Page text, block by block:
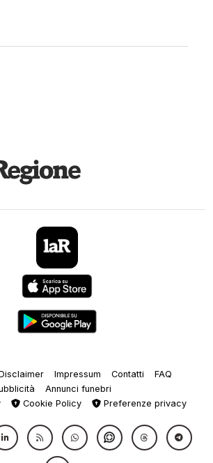
Impressum Contatti
FAQ
Annunci funebri
Cookie Policy Preferenze privacy